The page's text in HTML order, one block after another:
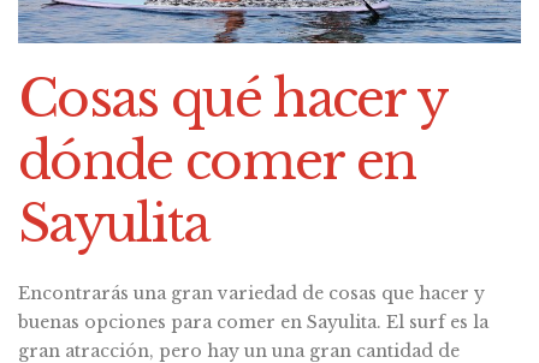
Cosas qué hacer y
dónde comer en
Sayulita
Encontrarás una gran variedad de cosas que hacer y
buenas opciones para comer en Sayulita. El surf es la
gran atracción, pero hay un una gran cantidad de